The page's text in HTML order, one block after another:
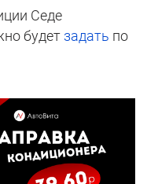
Седе
будет задать по